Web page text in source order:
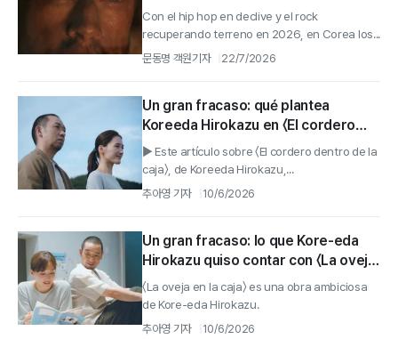
internacionales de los festivales de
rock de este año
Con el hip hop en declive y el rock
recuperando terreno en 2026, en Corea los...
문동명 객원기자 22/7/2026
Un gran fracaso: qué plantea
Koreeda Hirokazu en 〈El cordero
dentro de la caja〉 (II)
▶ Este artículo sobre 〈El cordero dentro de la
caja〉, de Koreeda Hirokazu,...
추아영 기자 10/6/2026
Un gran fracaso: lo que Kore-eda
Hirokazu quiso contar con 〈La oveja
en la caja〉 (1)
〈La oveja en la caja〉 es una obra ambiciosa
de Kore-eda Hirokazu.
추아영 기자 10/6/2026